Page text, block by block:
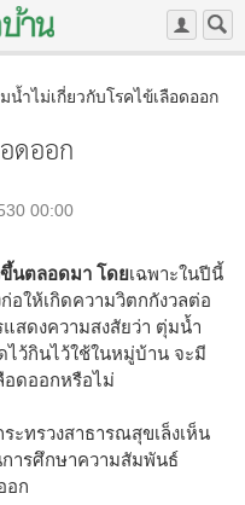
ำไม่เกี่ยวกับโรคไข้เลือดออก
ดออก
00:00
ขึ้นตลอดมา โดยเฉพาะในปีนี้
อให้เกิดความวิตกกังวลต่อ
สดงความสงสัยว่า ตุ่มน้ำ
ว้กินไว้ใช้ในหมู่บ้าน จะมี
อดออกหรือไม่
ะทรวงสาธารณสุขเล็งเห็น
ารศึกษาความสัมพันธ์
อก